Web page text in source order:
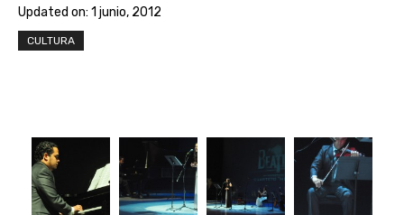
Updated on: 1 junio, 2012
CULTURA